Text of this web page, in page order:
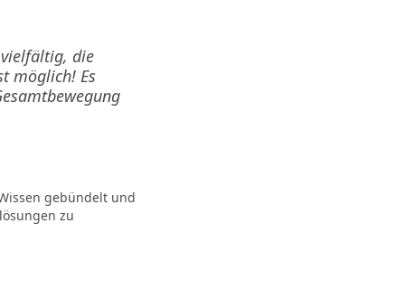
die
möglich! Es
gebündelt und
zu